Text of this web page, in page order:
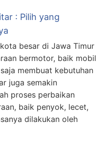
: Pilih yang
besar di Jawa Timur
bermotor, baik mobil
membuat kebutuhan
juga semakin
proses perbaikan
baik penyok, lecet,
dilakukan oleh